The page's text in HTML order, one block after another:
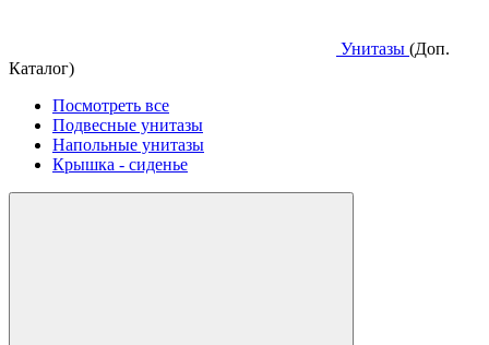
Унитазы (Доп.
Каталог)
Посмотреть все
Подвесные унитазы
Напольные унитазы
Крышка - сиденье